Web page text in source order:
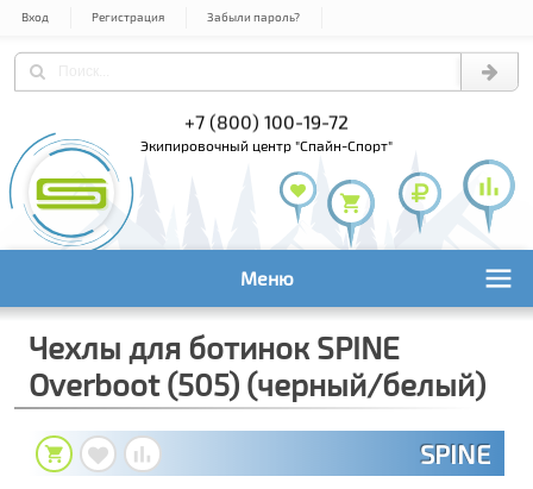
Вход Регистрация Забыли пароль?
+7 (800) 100-19-72
экипировочный центр "Спайн-Спорт"
Меню
Чехлы для ботинок SPINE
Overboot (505) (черный/белый)
SPINE